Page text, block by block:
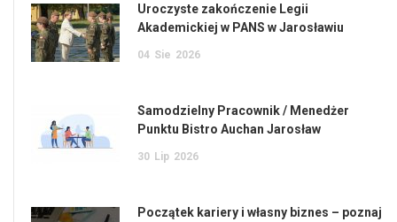
Uroczyste zakończenie Legii
Akademickiej w PANS w Jarosławiu
04 Sie 2026
Samodzielny Pracownik / Menedżer
Punktu Bistro Auchan Jarosław
30 Lip 2026
Początek kariery i własny biznes – poznaj